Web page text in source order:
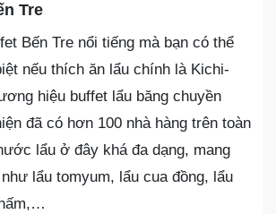
Tre
Bến Tre nổi tiếng mà bạn có thể
nếu thích ăn lẩu chính là Kichi-
hiệu buffet lẩu băng chuyền
đã có hơn 100 nhà hàng trên toàn
lẩu ở đây khá đa dạng, mang
lẩu tomyum, lẩu cua đồng, lẩu